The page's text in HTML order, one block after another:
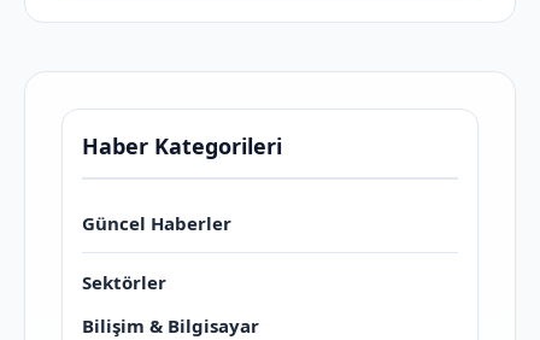
Haber Kategorileri
Güncel Haberler
Sektörler
Bilişim & Bilgisayar